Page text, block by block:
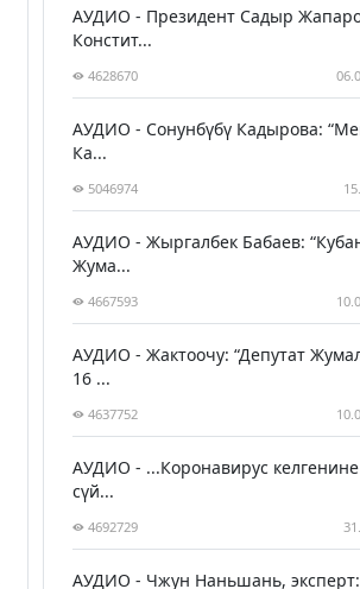
АУДИО - Президент Садыр
Констит...
4628670
АУДИО - Сонунбүбү Кадырова:
Ка...
5046974
АУДИО - Жыргалбек Бабаев:
Жума...
4667593
АУДИО - Жактоочу: “Депутат
16 ...
4637752
АУДИО - ...Коронавирус
сүй...
4692729
АУДИО - Чжун Наньшань, эксперт: